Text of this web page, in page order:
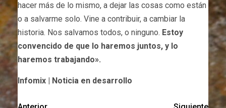
hacer más de lo mismo, a dejar las cosas como están
o a salvarme solo. Vine a contribuir, a cambiar la
historia. Nos salvamos todos, o ninguno. Estoy
convencido de que lo haremos juntos, y lo
haremos trabajando».
Infomix | Noticia en desarrollo